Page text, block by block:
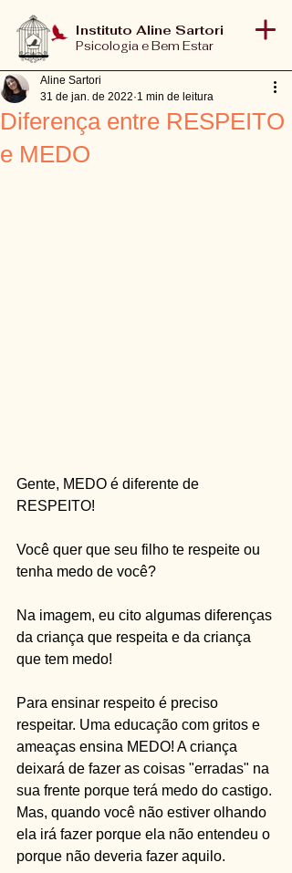
Instituto Aline Sartori
Psicologia e Bem Estar
Diferença entre RESPEITO
e MEDO
Aline Sartori
31 de jan. de 2022 1 min de leitura
Gente, MEDO é diferente de
RESPEITO!
Você quer que seu filho te respeite ou
tenha medo de você?
Na imagem, eu cito algumas diferenças
da criança que respeita e da criança
que tem medo!
Para ensinar respeito é preciso
respeitar. Uma educação com gritos e
ameaças ensina MEDO! A criança
deixará de fazer as coisas "erradas" na
sua frente porque terá medo do castigo.
Mas, quando você não estiver olhando
ela irá fazer porque ela não entendeu o
porque não deveria fazer aquilo.